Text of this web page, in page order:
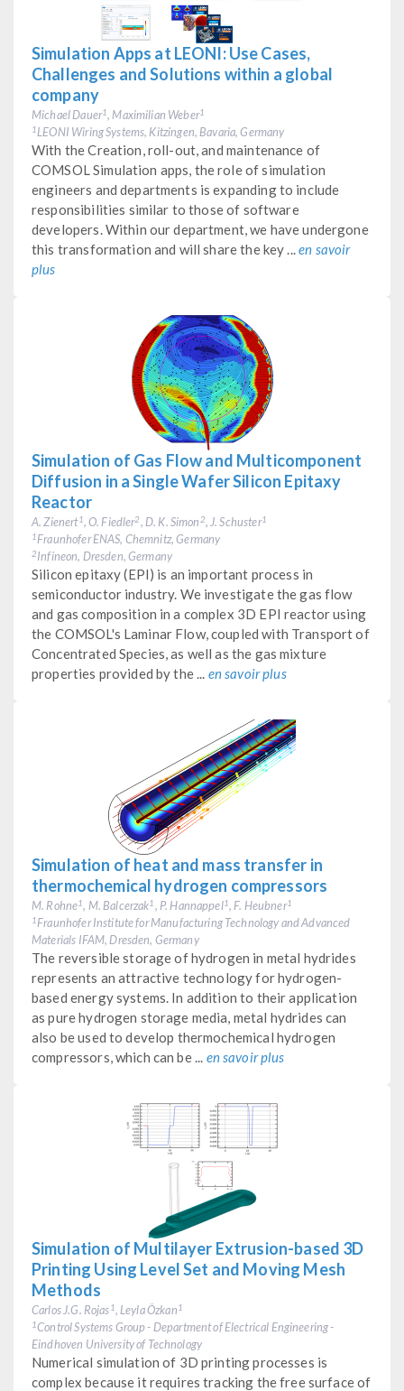
Simulation Apps at LEONI: Use Cases,
Challenges and Solutions within a global
company
Michael Dauer1, Maximilian Weber1
1 LEONI Wiring Systems, Kitzingen, Bavaria, Germany
With the Creation, roll-out, and maintenance of
COMSOL Simulation apps, the role of simulation
engineers and departments is expanding to include
responsibilities similar to those of software
developers. Within our department, we have undergone
this transformation and will share the key ...en savoir
plus
Simulation of Gas Flow and Multicomponent
Diffusion in a Single Wafer Silicon Epitaxy
Reactor
A. Zienert1, O. Fiedler2, D. K. Simon 2, J. Schuster1
1 Fraunhofer ENAS, Chemnitz, Germany
2Infineon, Dresden, Germany
Silicon epitaxy (EPI) is an important process in
semiconductor industry. We investigate the gas flow
and gas composition in a complex 3D EPI reactor using
the COMSOL's Laminar Flow, coupled with Transport of
Concentrated Species, as well as the gas mixture
properties provided by the ... en savoir plus
Simulation of heat and mass transfer in
thermochemical hydrogen compressors
M. Rohne1 , M. Balcerzak1 , P. Hannappel1, F. Heubner1
1 Fraunhofer Institute for Manufacturing Technology and Advanced
Materials IFAM, Dresden, Germany
The reversible storage of hydrogen in metal hydrides
represents an attractive technology for hydrogen-
based energy systems. In addition to their application
as pure hydrogen storage media, metal hydrides can
also be used to develop thermochemical hydrogen
compressors, which can be ... en savoir plus
Simulation of Multilayer Extrusion-based 3D
Printing Using Level Set and Moving Mesh
Methods
Carlos J.G. Rojas1, Leyla Özkan1
1Control Systems Group - Department of Electrical Engineering -
Eindhoven University of Technology
Numerical simulation of 3D printing processes is
complex because it requires tracking the free surface of